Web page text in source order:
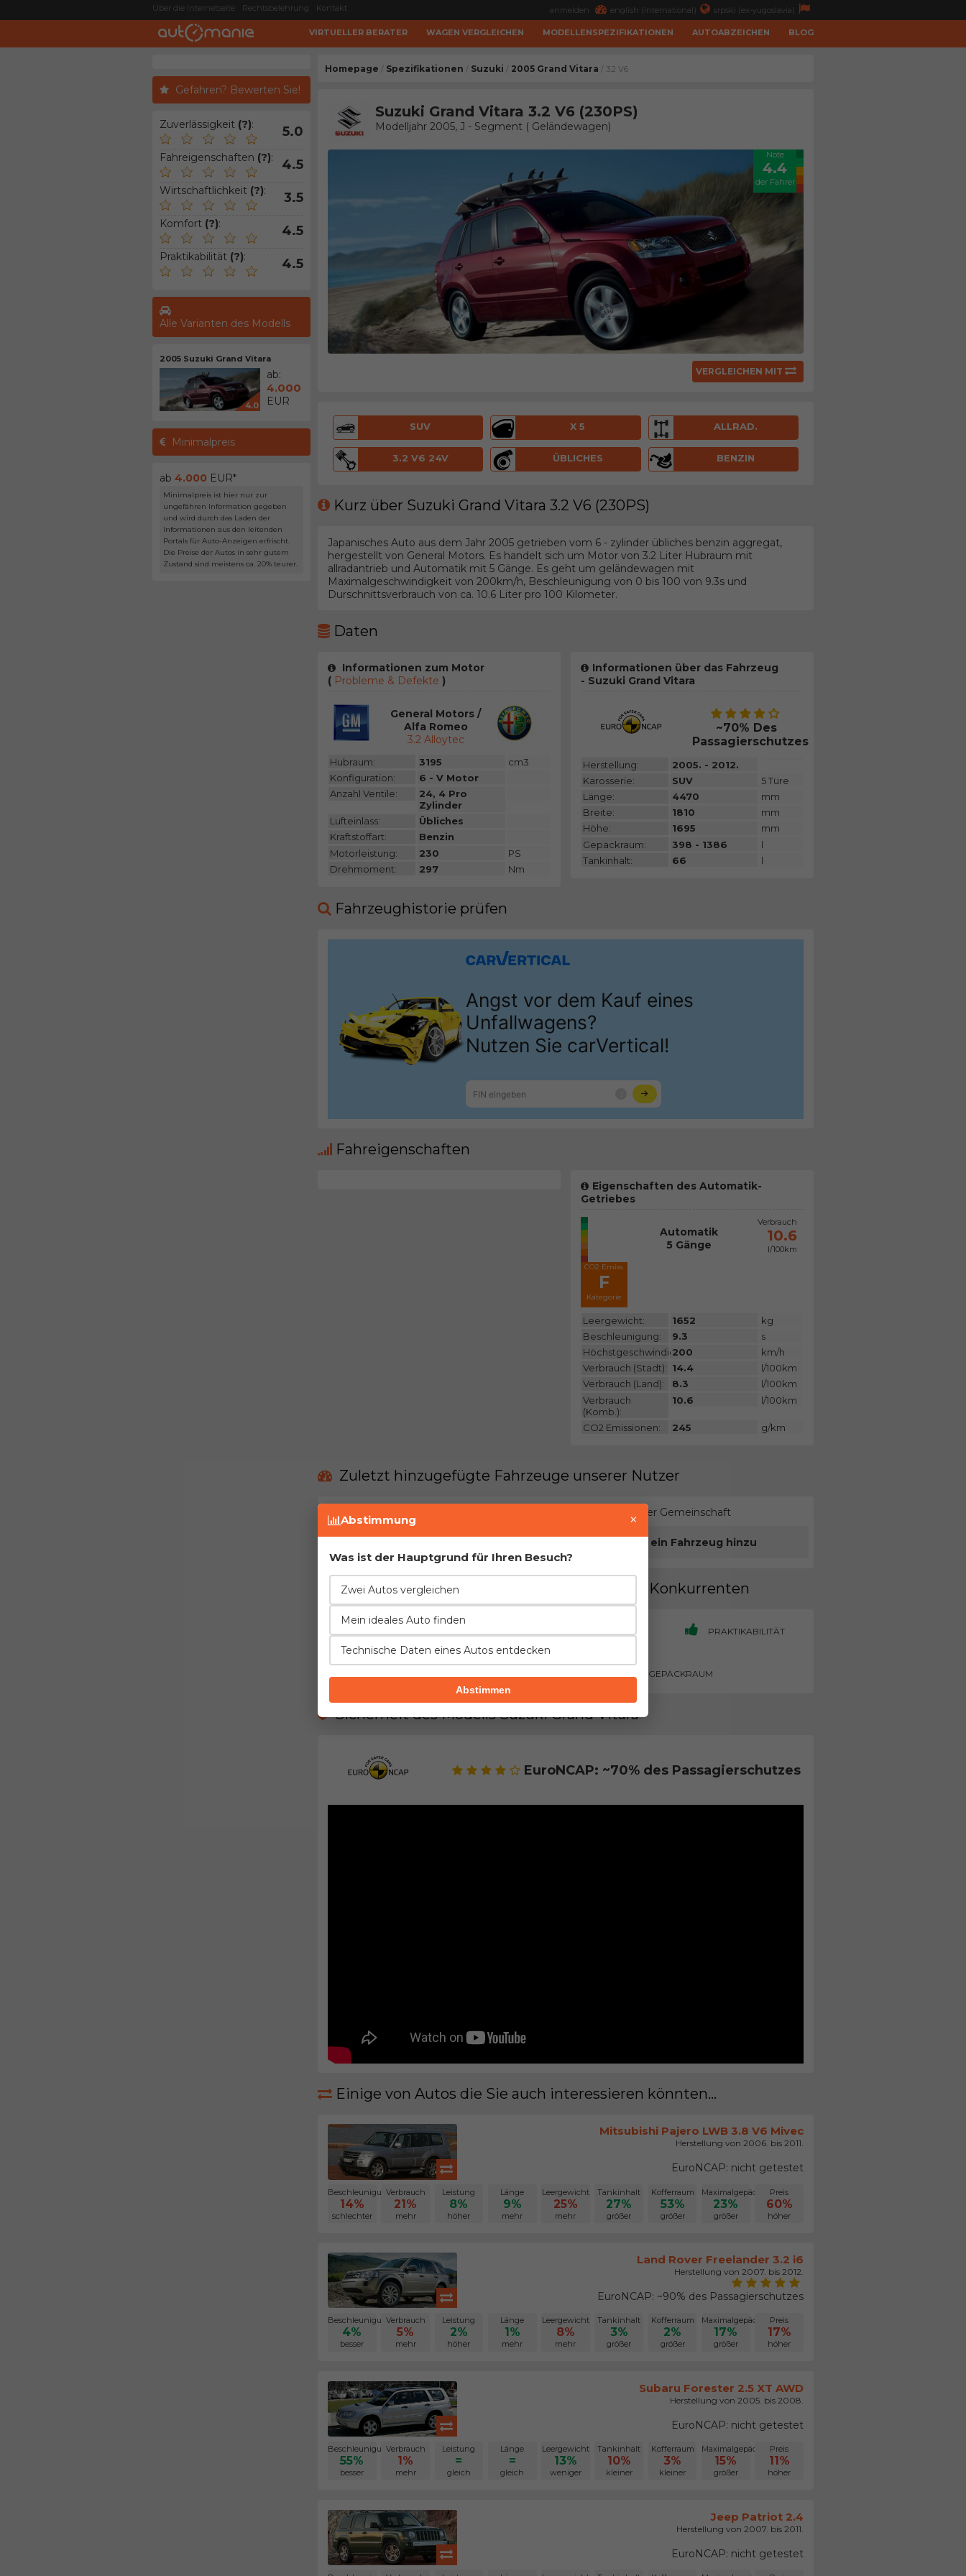
Über die Internetseite Rechtsbelehrung Kontakt anmelden english (international) srpski (ex-yugoslavia)
VIRTUELLER BERATER WAGEN VERGLEICHEN MODELLENSPEZIFIKATIONEN AUTOABZEICHEN BLOG
Gefahren? Bewerten Sie!
Zuverlässigkeit (?): 5.0
Fahreigenschaften (?): 4.5
Wirtschaftlichkeit (?): 3.5
Komfort (?): 4.5
Praktikabilität (?): 4.5
Alle Varianten des Modells
2005 Suzuki Grand Vitara
4.0
ab:
4.000
EUR
Minimalpreis
ab 4.000 EUR*
Minimalpreis ist hier nur zur
ungefähren Information gegeben
und wird durch das Laden der
Informationen aus den leitenden
Portals für Auto-Anzeigen erfrischt.
Die Preise der Autos in sehr gutem
Zustand sind meistens ca. 20% teurer.
Homepage / Spezifikationen / Suzuki / 2005 Grand Vitara / 3.2 V6
Suzuki Grand Vitara 3.2 V6 (230PS)
Modelljahr 2005, J - Segment ( Geländewagen)
Note
4.4
der Fahrer
VERGLEICHEN MIT
SUV X 5 ALLRAD.
3.2 V6 24V ÜBLICHES BENZIN
Kurz über Suzuki Grand Vitara 3.2 V6 (230PS)
Japanisches Auto aus dem Jahr 2005 getrieben vom 6 - zylinder übliches benzin aggregat,
hergestellt von General Motors. Es handelt sich um Motor von 3.2 Liter Hubraum mit
allradantrieb und Automatik mit 5 Gänge. Es geht um geländewagen mit
Maximalgeschwindigkeit von 200km/h, Beschleunigung von 0 bis 100 von 9.3s und
Durschnittsverbrauch von ca. 10.6 Liter pro 100 Kilometer.
Daten
Informationen zum Motor
(Probleme & Defekte )
General Motors /
Alfa Romeo
3.2 Alloytec
Hubraum: 3195
cm3
Konfiguration:
6 - V Motor
Anzahl Ventile:
24, 4 Pro
Zylinder
Lufteinlass:
Übliches
Kraftstoffart:
Benzin
Motorleistung:
230
PS
Drehmoment:
297 Nm
Informationen über das Fahrzeug
- Suzuki Grand Vitara
~70% Des
Passagierschutzes
Herstellung:
2005. - 2012.
Karosserie:
SUV
5 Türe
Länge:
4470
mm
Breite:
1810
mm
Höhe:
1695
mm
Gepäckraum:
398 - 1386
l
Tankinhalt:
66 l
Fahrzeughistorie prüfen
Fahreigenschaften
Eigenschaften des Automatik-
Getriebes
CO2 Emiss.
F
Kategorie
Automatik
5 Gänge
Verbrauch
10.6
l/100km
Leergewicht: 1652
kg
Beschleunigung:
9.3
s
Höchstgeschwindigkeit:
200
km/h
Verbrauch (Stadt): 14.4
l/100km
Verbrauch (Land):
8.3
l/100km
Verbrauch
(Komb.):
10.6 l/100km
CO2 Emissionen: 245 g/km
Zuletzt hinzugefügte Fahrzeuge unserer Nutzer
Derzeit gibt es keine solchen Fahrzeuge in unserer Gemeinschaft
Treten Sie der Gemeinschaft bei und fügen Sie ein Fahrzeug hinzu
Vor- und Nachteile im Vergleich zur direkten Konkurrenten
PRAKTIKABILITÄT
GEPÄCKRAUM
Sicherheit des Modells Suzuki Grand Vitara
EuroNCAP: ~70% des Passagierschutzes
Einige von Autos die Sie auch interessieren könnten...
Mitsubishi Pajero LWB 3.8 V6 Mivec
Herstellung von 2006. bis 2011.
EuroNCAP: nicht getestet
Beschleunigung
14%
schlechter
Verbrauch
21%
mehr
Leistung
8%
höher
Länge
9%
mehr
Leergewicht
25%
mehr
Tankinhalt
27%
größer
Kofferraum
53%
größer
Maximalgepäck
23%
größer
Preis
60%
höher
Land Rover Freelander 3.2 i6
Herstellung von 2007. bis 2012.
EuroNCAP: ~90% des Passagierschutzes
Beschleunigung
4%
besser
Verbrauch
5%
mehr
Leistung
2%
höher
Länge
1%
mehr
Leergewicht
8%
mehr
Tankinhalt
3%
größer
Kofferraum
2%
größer
Maximalgepäck
17%
größer
Preis
17%
höher
Subaru Forester 2.5 XT AWD
Herstellung von 2005. bis 2008.
EuroNCAP: nicht getestet
Beschleunigung
55%
besser
Verbrauch
1%
mehr
Leistung
=
gleich
Länge
=
gleich
Leergewicht
13%
weniger
Tankinhalt
10%
kleiner
Kofferraum
3%
kleiner
Maximalgepäck
15%
größer
Preis
11%
höher
Jeep Patriot 2.4
Herstellung von 2007. bis 2011.
EuroNCAP: nicht getestet
Abstimmung ×
Was ist der Hauptgrund für Ihren Besuch?
Zwei Autos vergleichen
Mein ideales Auto finden
Technische Daten eines Autos entdecken
Abstimmen